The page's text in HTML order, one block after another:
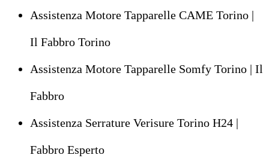
Assistenza Motore Tapparelle CAME Torino |
Il Fabbro Torino
Assistenza Motore Tapparelle Somfy Torino | Il
Fabbro
Assistenza Serrature Verisure Torino H24 |
Fabbro Esperto